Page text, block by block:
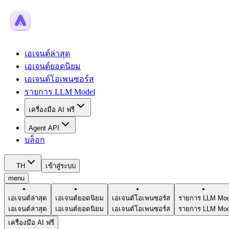
เอเจนต์ล่าสุด
เอเจนต์ยอดนิยม
เอเจนต์โอเพนซอร์ส
รายการ LLM Model
เครื่องมือ AI ฟรี
Agent API
บล็อก
TH
เข้าสู่ระบบ
menu
เอเจนต์ล่าสุด
เอเจนต์ล่าสุด
เอเจนต์ยอดนิยม
เอเจนต์ยอดนิยม
เอเจนต์โอเพนซอร์ส
เอเจนต์โอเพนซอร์ส
รายการ LLM
รายการ LLM
เครื่องมือ AI ฟรี